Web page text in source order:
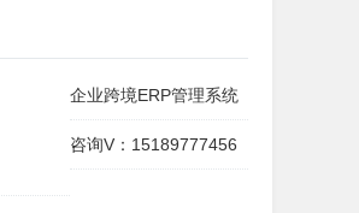
企业跨境ERP管理系统
咨询V：15189777456